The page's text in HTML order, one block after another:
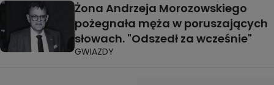
Żona Andrzeja Morozowskiego
pożegnała męża w poruszających
słowach. "Odszedł za wcześnie"
GWIAZDY